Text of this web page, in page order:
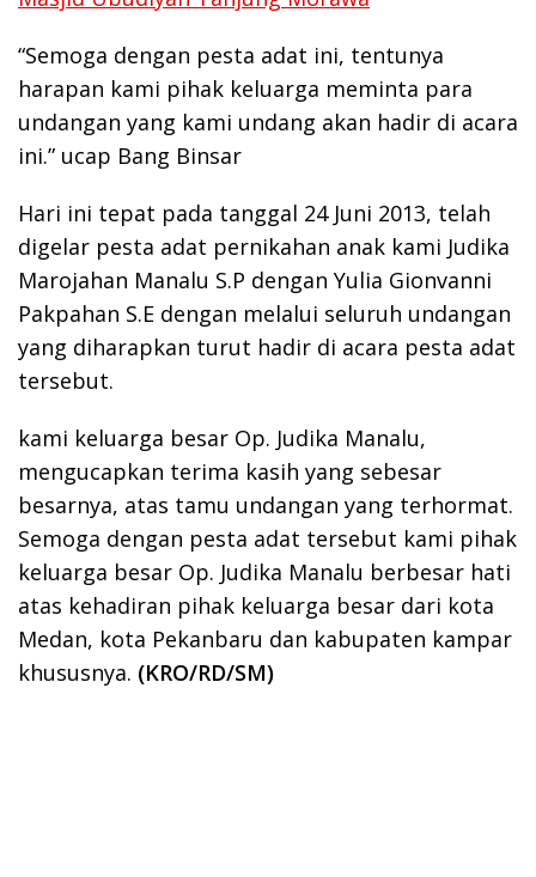
“Semoga dengan pesta adat ini, tentunya
harapan kami pihak keluarga meminta para
undangan yang kami undang akan hadir di acara
ini.” ucap Bang Binsar
Hari ini tepat pada tanggal 24 Juni 2013, telah
digelar pesta adat pernikahan anak kami Judika
Marojahan Manalu S.P dengan Yulia Gionvanni
Pakpahan S.E dengan melalui seluruh undangan
yang diharapkan turut hadir di acara pesta adat
tersebut.
kami keluarga besar Op. Judika Manalu,
mengucapkan terima kasih yang sebesar
besarnya, atas tamu undangan yang terhormat.
Semoga dengan pesta adat tersebut kami pihak
keluarga besar Op. Judika Manalu berbesar hati
atas kehadiran pihak keluarga besar dari kota
Medan, kota Pekanbaru dan kabupaten kampar
khususnya. (KRO/RD/SM)